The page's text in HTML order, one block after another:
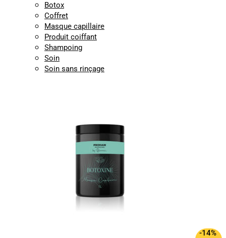
Botox
Coffret
Masque capillaire
Produit coiffant
Shampoing
Soin
Soin sans rinçage
-14%